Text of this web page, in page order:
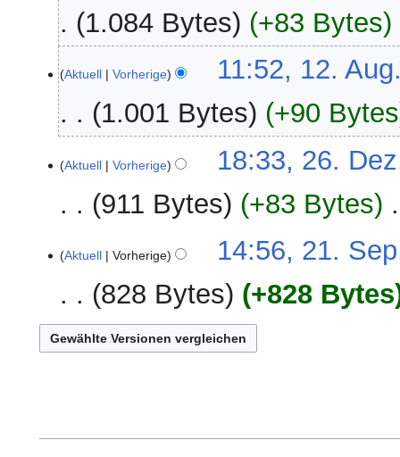
2026
1.084 Bytes
+83 Bytes
August
2025
Aktuell Vorherige
11:52, 12.
1.001 Bytes
+90 Bytes
Dezember
Aktuell Vorherige
18:33, 26.
911 Bytes
+83 Bytes
September
Aktuell Vorherige
14:56, 21.
828 Bytes
+828 Bytes